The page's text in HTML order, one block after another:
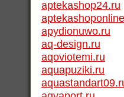
aptekashop24.ru
apydionuwo.ru
aq-design.ru
aqoviotemi.ru
aquapuziki.ru